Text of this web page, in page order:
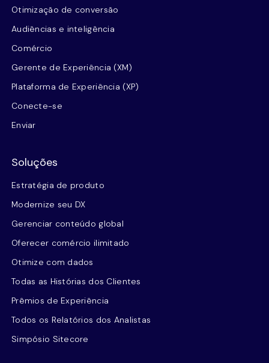
Otimização de conversão
Audiências e inteligência
Comércio
Gerente de Experiência (XM)
Plataforma de Experiência (XP)
Conecte-se
Enviar
Soluções
Estratégia de produto
Modernize seu DX
Gerenciar conteúdo global
Oferecer comércio ilimitado
Otimize com dados
Todas as Histórias dos Clientes
Prêmios de Experiência
Todos os Relatórios dos Analistas
Simpósio Sitecore